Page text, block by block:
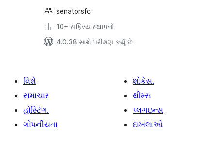
senatorsfc
10+ સક્રિય સ્થાપનો
4.0.38 સાથે પરીક્ષણ કર્યું છે
વિશે
સમાચાર
હોસ્ટિંગ.
ગોપનીયતા
શોકેસ.
થીમ્સ
પ્લગઇન્સ
દાખલાઓ